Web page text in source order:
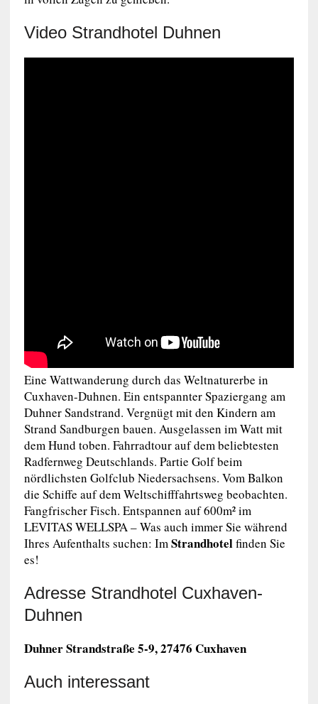
Video Strandhotel Duhnen
Eine Wattwanderung durch das Weltnaturerbe in
Cuxhaven-Duhnen. Ein entspannter Spaziergang am
Duhner Sandstrand. Vergnügt mit den Kindern am
Strand Sandburgen bauen. Ausgelassen im Watt mit
dem Hund toben. Fahrradtour auf dem beliebtesten
Radfernweg Deutschlands. Partie Golf beim
nördlichsten Golfclub Niedersachsens. Vom Balkon
die Schiffe auf dem Weltschifffahrtsweg beobachten.
Fangfrischer Fisch. Entspannen auf 600m² im
LEVITAS WELLSPA – Was auch immer Sie während
Ihres Aufenthalts suchen: ImStrandhotelfinden Sie
es!
Adresse Strandhotel Cuxhaven-
Duhnen
Duhner Strandstraße 5-9, 27476 Cuxhaven
Auch interessant